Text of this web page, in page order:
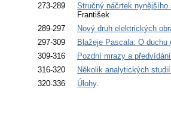
273-289
Stručný náčrtek
František
289-297
Nový druh elektrických
297-309
Blažeje Pascala: O
309-316
Pozdní mrazy a
316-320
Několik analytických
320-336
Úlohy.